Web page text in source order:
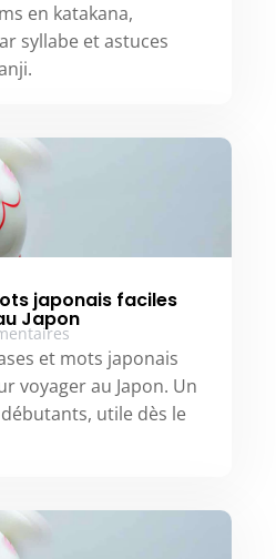
en katakana,
syllabe et astuces
japonais faciles
Japon
et mots japonais
voyager au Japon. Un
utile dès le